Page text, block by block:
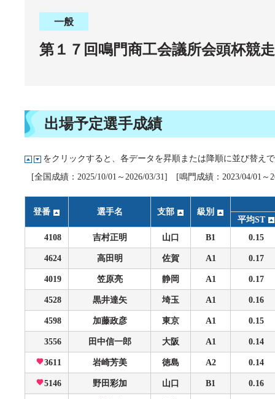
出走表・前日予想PDF
モーター抽選結果・前検タイムランキング潮見表
過去の優勝戦レース
徳島支部選手一覧
新人選手紹介
一般
第１７回鳴門商工会議所会頭杯競走
出場予定選手成績
をクリックすると、各データを昇順または降順に並び替え
[全国成績：2025/10/01～2026/03/31] [鳴門成績：2023/04/01～
登番 選手名 支部
級別
平均ST
4108
吉村正明 山口 B1 0.15
4624 高田明 佐賀 A1 0.17
4019 笠原亮 静岡 A1 0.17
4528 黒井達矢 埼玉 A1 0.16
4598 加藤政彦 東京 A1 0.15
3556 田中信一郎 大阪 A1 0.14
3611 岩崎芳美 徳島 A2 0.14
5146 野田彩加 山口 B1 0.16